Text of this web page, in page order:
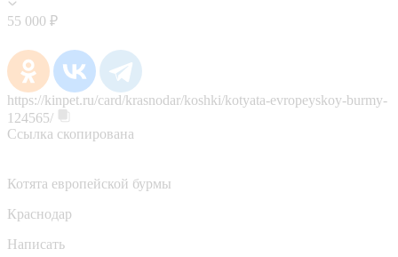
55 000 ₽
https://kinpet.ru/card/krasnodar/koshki/kotyata-evropeyskoy-burmy-
124565/
Ссылка скопирована
Котята европейской бурмы
Краснодар
Написать